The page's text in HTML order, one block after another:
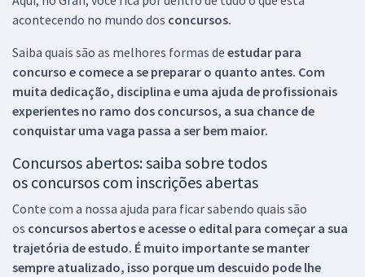
acontecendo no mundo dos concursos.
Saiba quais são as melhores formas de estudar para
concurso e comece a se preparar o quanto antes. Com
muita dedicação, disciplina e uma ajuda de profissionais
experientes no ramo dos concursos, a sua chance de
conquistar uma vaga passa a ser bem maior.
Concursos abertos: saiba sobre todos
os concursos com inscrições abertas
Conte com a nossa ajuda para ficar sabendo quais são
os concursos abertos e acesse o edital para começar a sua
trajetória de estudo. É muito importante se manter
sempre atualizado, isso porque um descuido pode lhe